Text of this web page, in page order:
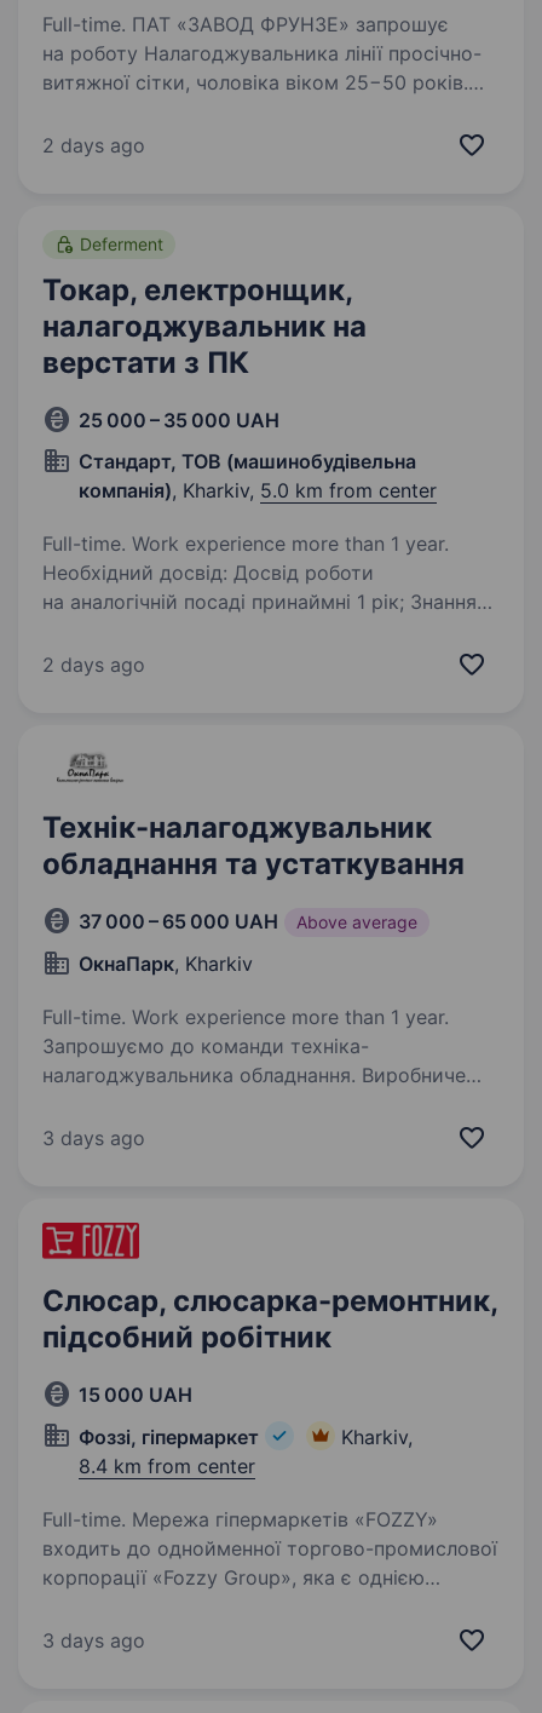
Full-time. ПАТ «ЗАВОД ФРУНЗЕ» запрошує
на роботу Налагоджувальника лінії просічно-
витяжної сітки, чоловіка віком 25−50 років.
бажання працювати! Обов’язки: Налагодження
2 days ago
Deferment
Токар, електронщик,
налагоджувальник на
верстати з ПК
25 000 – 35 000 UAH
Стандарт, ТОВ (машинобудівельна
компанія), Kharkiv, 5.0 km from center
Full-time. Work experience more than 1 year.
Необхідний досвід: Досвід роботи
на аналогічній посаді принаймні 1 рік; Знання
виробів; Вміння працювати з різними типами
2 days ago
Технік-налагоджувальник
обладнання та устаткування
37 000 – 65 000 UAH Above average
ОкнаПарк, Kharkiv
Full-time. Work experience more than 1 year.
Запрошуємо до команди техніка-
налагоджувальника обладнання. Виробниче
металопластикових вікон у Харків шукає
3 days ago
Слюсар, слюсарка-ремонтник,
підсобний робітник
15 000 UAH
Фоззі, гіпермаркет
Kharkiv,
8.4 km from center
Full-time. Мережа гіпермаркетів «FOZZY»
входить до однойменної торгово-промислової
корпорації «Fozzy Group», яка є однією
розвиваються в Україні. Ми запрошуємо жінок
3 days ago